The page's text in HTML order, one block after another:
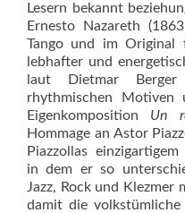
Lesern bekannt
Ernesto Nazareth
Tango und im Original
lebhafter und
laut Dietmar
rhythmischen Motiven
Eigenkomposition Un
Hommage an Astor
Piazzollas
in dem er so
Jazz, Rock und Klezmer
damit die